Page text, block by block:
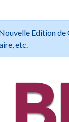
Edition de
etc.